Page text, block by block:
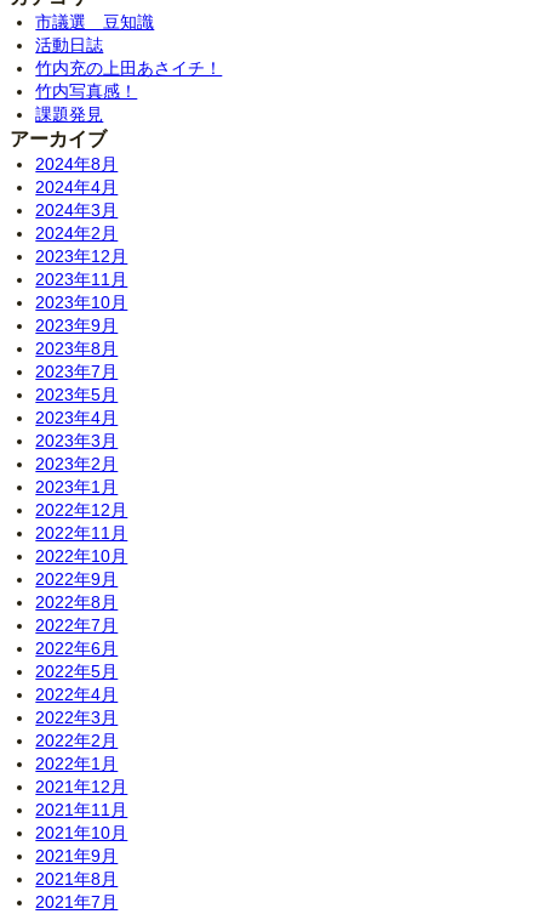
市議選 豆知識
活動日誌
竹内充の上田あさイチ！
竹内写真感！
課題発見
アーカイブ
2024年8月
2024年4月
2024年3月
2024年2月
2023年12月
2023年11月
2023年10月
2023年9月
2023年8月
2023年7月
2023年5月
2023年4月
2023年3月
2023年2月
2023年1月
2022年12月
2022年11月
2022年10月
2022年9月
2022年8月
2022年7月
2022年6月
2022年5月
2022年4月
2022年3月
2022年2月
2022年1月
2021年12月
2021年11月
2021年10月
2021年9月
2021年8月
2021年7月